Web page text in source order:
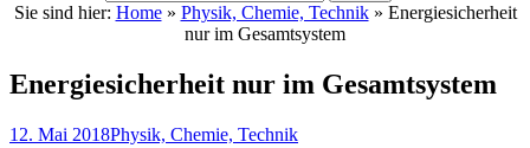
Sie sind hier: Home» Physik, Chemie, Technik» Energiesicherheit
nur im Gesamtsystem
Energiesicherheit nur im Gesamtsystem
12. Mai 2018Physik, Chemie, Technik